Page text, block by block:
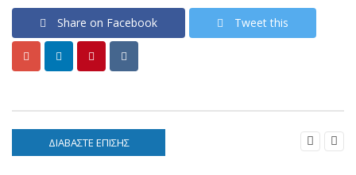
Share on Facebook Tweet this
ΔΙΑΒΑΣΤΕ ΕΠΙΣΗΣ  